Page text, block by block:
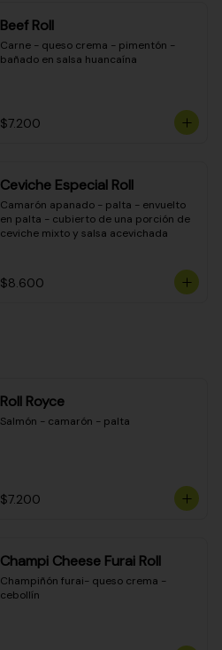
Beef Roll
Carne - queso crema - pimentón -
bañado en salsa huancaína
$7.200
Ceviche Especial Roll
Camarón apanado - palta - envuelto
en palta - cubierto de una porción de
ceviche mixto y salsa acevichada
$8.600
Roll Royce
Salmón - camarón - palta
$7.200
Champi Cheese Furai Roll
Champiñón furai- queso crema -
cebollín